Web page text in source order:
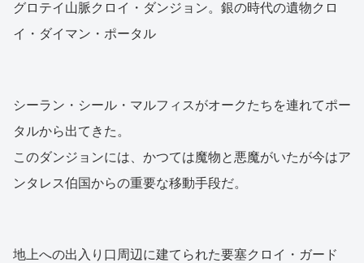
グロテイ山脈クロイ・ダンジョン。銀の時代の遺物クロ
イ・ダイマン・ポータル
シーラン・シール・マルフィスがオークたちを連れてポー
タルから出てきた。
このダンジョンには、かつては魔物と悪魔がいたが今はア
ンタレス伯国からの重要な移動手段だ。
地上への出入り口周辺に建てられた要塞クロイ・ガード